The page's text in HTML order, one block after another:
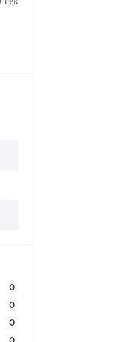
0
0
0